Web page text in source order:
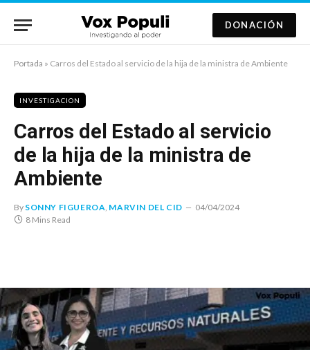
DONACIÓN
Portada » Carros del Estado al servicio de la hija de la ministra de Ambiente
INVESTIGACION
Carros del Estado al servicio
de la hija de la ministra de
Ambiente
By SONNY FIGUEROA, MARVIN DEL CID
04/04/2024
8 Mins Read